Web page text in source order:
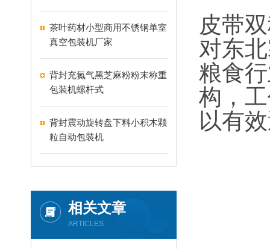
茶叶药材小型商用不锈钢单室
真空包装机厂家
背封充氮气黑芝麻粉粉末称重
包装机螺杆式
背封震动旋转盘下料小积木颗
粒自动包装机
相关文章
ARTICLES
皮带
对东
粮食
构，
以有